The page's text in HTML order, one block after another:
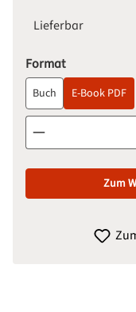
Lieferbar
Formatauswählen
Buch E-Book PDF
Produkt Anzahl:
Zum